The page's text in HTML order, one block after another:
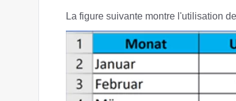
La figure suivante montre l'utilisation